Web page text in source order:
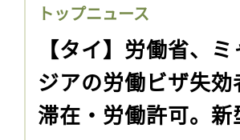
トップニュース
【タイ】労働省、
ジアの労働ビザ失
滞在・労働許可。新